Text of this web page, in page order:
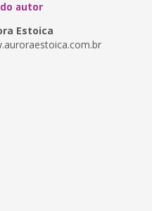
autor
Estoica